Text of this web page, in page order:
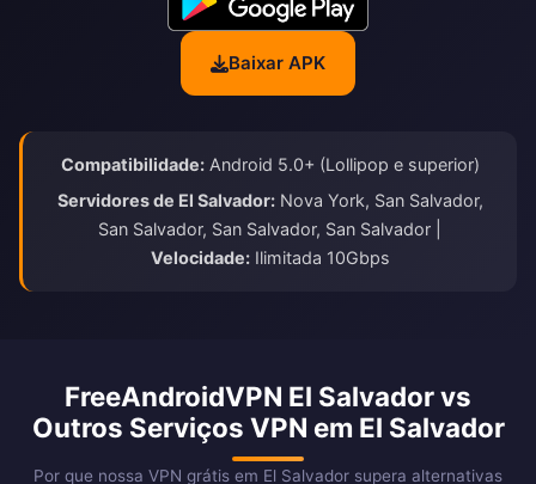
Baixar APK
Compatibilidade:Android 5.0+ (Lollipop e superior)
Servidores de El Salvador:Nova York, San Salvador,
San Salvador, San Salvador, San Salvador |
Velocidade:Ilimitada 10Gbps
FreeAndroidVPN El Salvador vs
Outros Serviços VPN em El Salvador
Por que nossa VPN grátis em El Salvador supera alternativas